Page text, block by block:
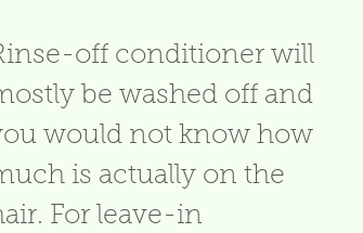
off conditioner will
be washed off and
would not know how
is actually on the
For leave-in